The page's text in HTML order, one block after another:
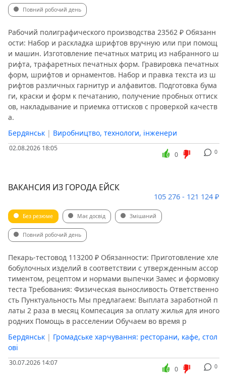
Повний робочий день
Рабочий полиграфического производства 23562 ₽ Обязанн
ости: Набор и раскладка шрифтов вручную или при помощ
и машин. Изготовление печатных матриц из набранного ш
рифта, трафаретных печатных форм. Гравировка печатных
форм, шрифтов и орнаментов. Набор и правка текста из ш
рифтов различных гарнитур и алфавитов. Подготовка бума
ги, краски и форм к печатанию, получение пробных оттиск
ов, накладывание и приемка оттисков с проверкой качеств
а.
Бердянськ | Виробництво, технологи, інженери
02.08.2026 18:05 0
0
ВАКАНСИЯ ИЗ ГОРОДА ЕЙСК
105 276 - 121 124 ₽
Без резюме Має досвід Змішаний
Повний робочий день
Пекарь-тестовод 113200 ₽ Обязанности: Приготовление хле
бобулочных изделий в соответствии с утвержденным ассор
тиментом, рецептом и нормами выпечки Замес и формовку
теста Требования: Физическая выносливость Ответственно
сть Пунктуальность Мы предлагаем: Выплaта зaработной п
латы 2 раза в месяц Компесация за оплату жилья для иного
родних Помощь в расселении Обучаем во время р
Бердянськ | Громадське харчування: ресторани, кафе, стол
ові
30.07.2026 14:07 0
0